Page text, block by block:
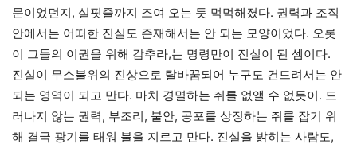
문이었던지, 실핏줄까지 조여 오는 듯 먹먹해졌다. 권력과 조직
안에서는 어떠한 진실도 존재해서는 안 되는 모양이었다. 오롯
이 그들의 이권을 위해 감추라,는 명령만이 진실이 된 셈이다.
진실이 무소불위의 진상으로 탈바꿈되어 누구도 건드려서는 안
되는 영역이 되고 만다. 마치 경멸하는 쥐를 없앨 수 없듯이. 드
러나지 않는 권력, 부조리, 불안, 공포를 상징하는 쥐를 잡기 위
해 결국 광기를 태워 불을 지르고 만다. 진실을 밝히는 사람도,